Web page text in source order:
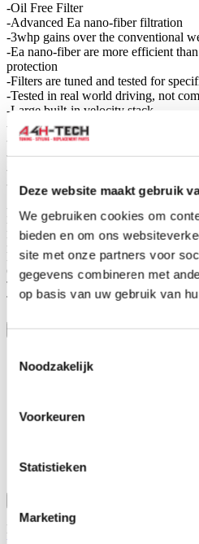
Deze website maakt gebruik
We gebruiken cookies om
bieden en om ons
site met onze partners voor
gegevens combineren met
op basis van uw gebruik van
Noodzakelijk
Voorkeuren
Statistieken
Marketing
-Oil Free Filter
-Advanced Ea nano-fiber filtration
-3whp gains over the conventional
-Ea nano-fiber are more efficient
protection
-Filters are tuned and tested for
-Tested in real world driving, not
-Large built-in velocity stack
-The cool blue color will never fade
-Filter is easily cleaned by using a
-Goes longer between cleaning
-You will never have to replace a
-Preferred Filtering media used by
Flange Inside Dimensions 4.00
Flange Height .900
Base Outside Diameter 5.50
Media Height 5.40
Overall Height 7.05" +/- .150"
Top Outside Dimensions 4.0
Top Style Closed Top
Toon meer
Naam*
Dit formulier wordt beschermd door